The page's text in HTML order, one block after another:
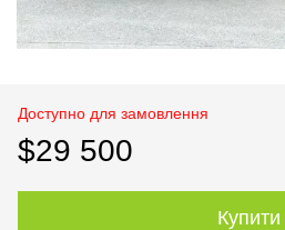
Доступно для замовлення
$29 500
Купити